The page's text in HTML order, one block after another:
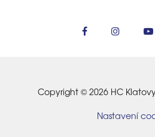
Copyright © 2026 HC
Nastavení